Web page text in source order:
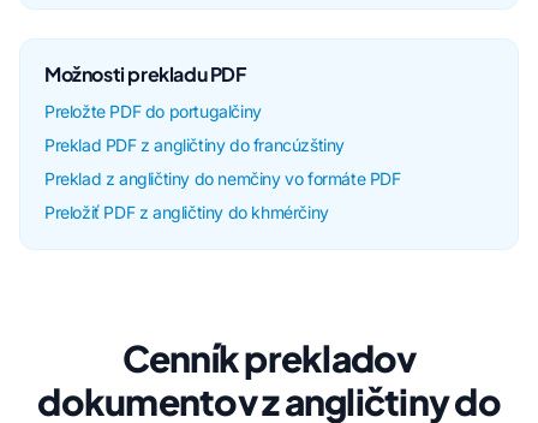
Možnosti prekladu PDF
Preložte PDF do portugalčiny
Preklad PDF z angličtiny do francúzštiny
Preklad z angličtiny do nemčiny vo formáte PDF
Preložiť PDF z angličtiny do khmérčiny
Cenník prekladov
dokumentov z angličtiny do